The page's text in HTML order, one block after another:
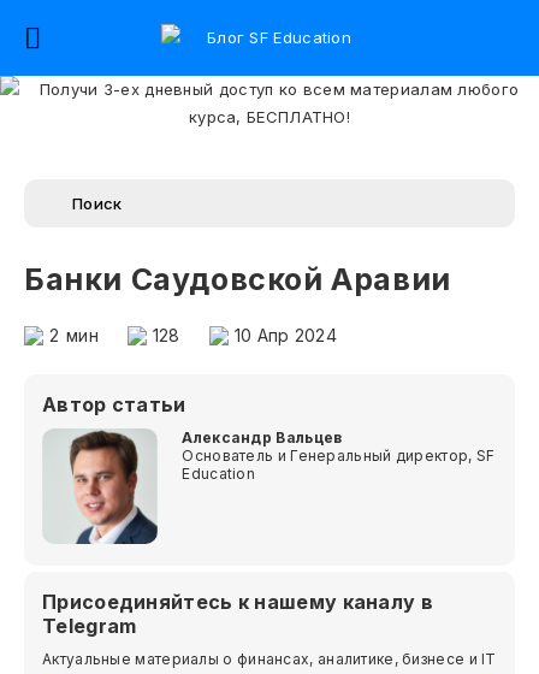
Банки Саудовской Аравии
2 мин 128 10 Апр 2024
Автор статьи
Александр Вальцев
Основатель и Генеральный директор, SF
Education
Присоединяйтесь к нашему каналу в
Telegram
Актуальные материалы о финансах, аналитике, бизнесе и IT